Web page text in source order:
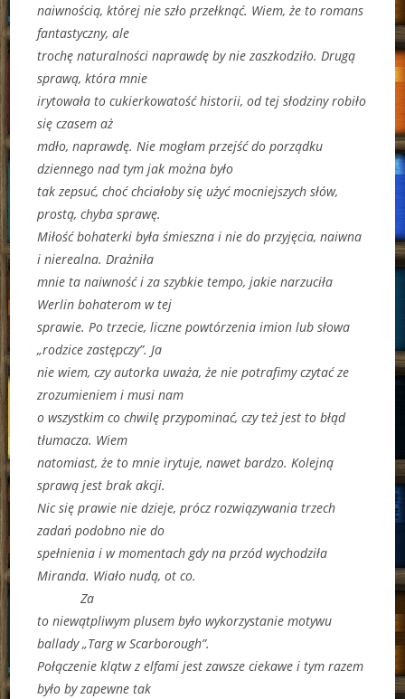
naiwnością, której nie szło przełknąć. Wiem, że to romans
fantastyczny, ale
trochę naturalności naprawdę by nie zaszkodziło. Drugą
sprawą, która mnie
irytowała to cukierkowatość historii, od tej słodziny robiło
się czasem aż
mdło, naprawdę. Nie mogłam przejść do porządku
dziennego nad tym jak można było
tak zepsuć, choć chciałoby się użyć mocniejszych słów,
prostą, chyba sprawę.
Miłość bohaterki była śmieszna i nie do przyjęcia, naiwna
i nierealna. Drażniła
mnie ta naiwność i za szybkie tempo, jakie narzuciła
Werlin bohaterom w tej
sprawie. Po trzecie, liczne powtórzenia imion lub słowa
„rodzice zastępczy”. Ja
nie wiem, czy autorka uważa, że nie potrafimy czytać ze
zrozumieniem i musi nam
o wszystkim co chwilę przypominać, czy też jest to błąd
tłumacza. Wiem
natomiast, że to mnie irytuje, nawet bardzo. Kolejną
sprawą jest brak akcji.
Nic się prawie nie dzieje, prócz rozwiązywania trzech
zadań podobno nie do
spełnienia i w momentach gdy na przód wychodziła
Miranda. Wiało nudą, ot co.
Za
to niewątpliwym plusem było wykorzystanie motywu
ballady „Targ w Scarborough”.
Połączenie klątw z elfami jest zawsze ciekawe i tym razem
było by zapewne tak